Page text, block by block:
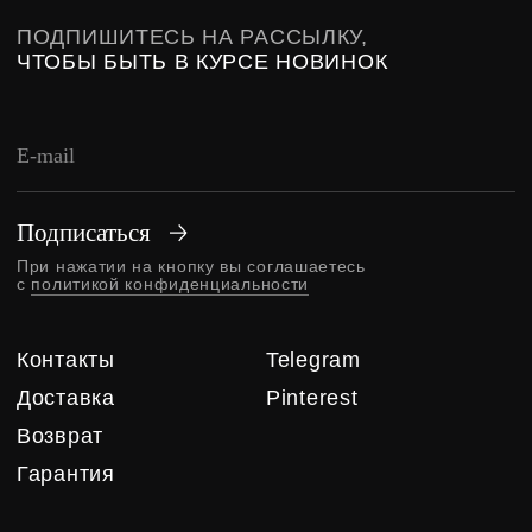
ПЕРСОНАЛЬНЫЕ ДАННЫЕ ПУБЛИЧНАЯ ОФЕРТА